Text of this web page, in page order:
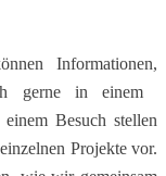
Informationen,
gerne in einem
Besuch stellen
​Projekte vor.